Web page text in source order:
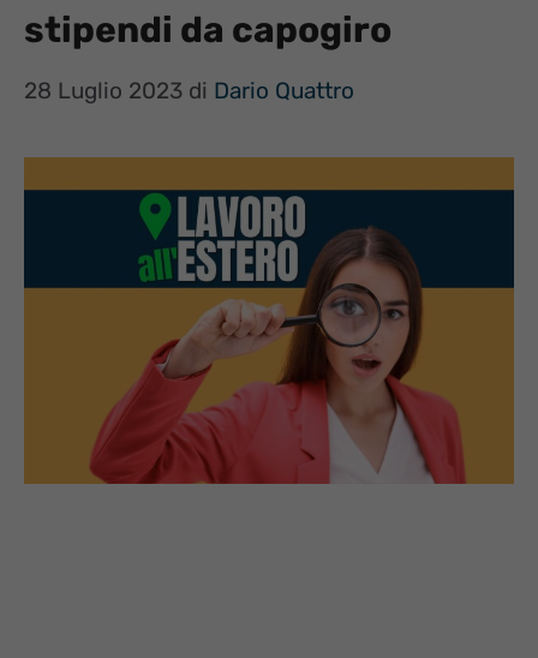
stipendi da capogiro
28 Luglio 2023 di Dario Quattro